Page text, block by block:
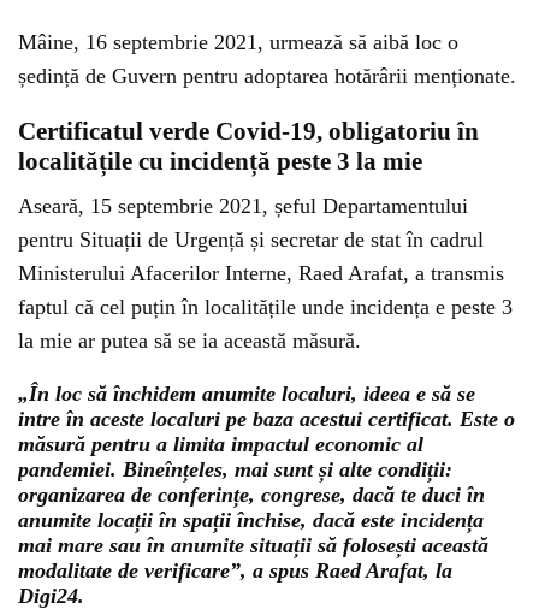
Mâine, 16 septembrie 2021, urmează să aibă loc o
ședință de Guvern pentru adoptarea hotărârii menționate.
Certificatul verde Covid-19, obligatoriu în
localitățile cu incidență peste 3 la mie
Aseară, 15 septembrie 2021, șeful Departamentului
pentru Situații de Urgență și secretar de stat în cadrul
Ministerului Afacerilor Interne, Raed Arafat, a transmis
faptul că cel puțin în localitățile unde incidența e peste 3
la mie ar putea să se ia această măsură.
„În loc să închidem anumite localuri, ideea e să se
intre în aceste localuri pe baza acestui certificat. Este o
măsură pentru a limita impactul economic al
pandemiei. Bineînțeles, mai sunt și alte condiții:
organizarea de conferințe, congrese, dacă te duci în
anumite locații în spații închise, dacă este incidența
mai mare sau în anumite situații să folosești această
modalitate de verificare”, a spus Raed Arafat, la
Digi24.